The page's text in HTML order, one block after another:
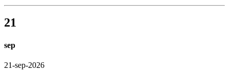
21
sep
21-sep-2026